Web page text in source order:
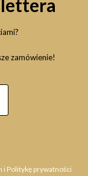
zamówienie!
i Politykę prywatności